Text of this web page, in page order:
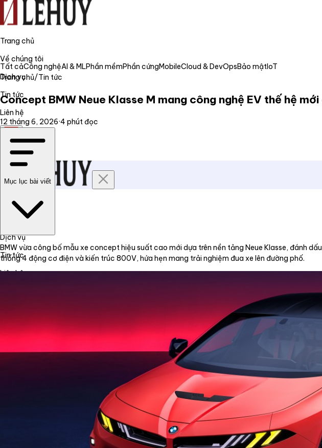
Trang chủ
Về chúng tôi
Dịch vụ
Tin tức
Liên hệ
Trang chủ
Về chúng tôi
Dịch vụ
Tin tức
Liên hệ
Tất cảCông nghệAI & MLPhần mềmPhần cứngMobileCloud & DevOpsBảo mậtIoT
Trang chủ/Tin tức
Concept BMW Neue Klasse M mang công nghệ EV thế hệ
12 tháng 6, 2026·4 phút đọc
Mục lục bài viết
BMW vừa công bố mẫu xe concept hiệu suất cao mới dựa trên nền tảng Neue Klasse, đánh
thống 4 động cơ điện và kiến trúc 800V, hứa hẹn mang trải nghiệm đua xe lên đường phố.